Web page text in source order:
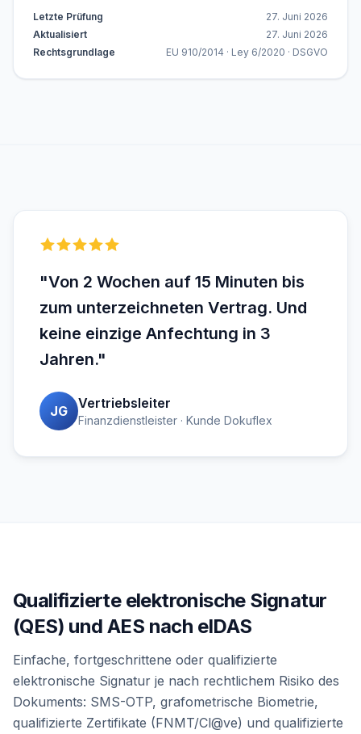
Letzte Prüfung
27. Juni 2026
Aktualisiert
27. Juni 2026
Rechtsgrundlage
EU 910/2014 · Ley 6/2020 · DSGVO
"Von 2 Wochen auf 15 Minuten bis
zum unterzeichneten Vertrag. Und
keine einzige Anfechtung in 3
Jahren."
JG Vertriebsleiter
Finanzdienstleister · Kunde Dokuflex
Qualifizierte elektronische Signatur
(QES) und AES nach eIDAS
Einfache, fortgeschrittene oder qualifizierte
elektronische Signatur je nach rechtlichem Risiko des
Dokuments: SMS-OTP, grafometrische Biometrie,
qualifizierte Zertifikate (FNMT/Cl@ve) und qualifizierte